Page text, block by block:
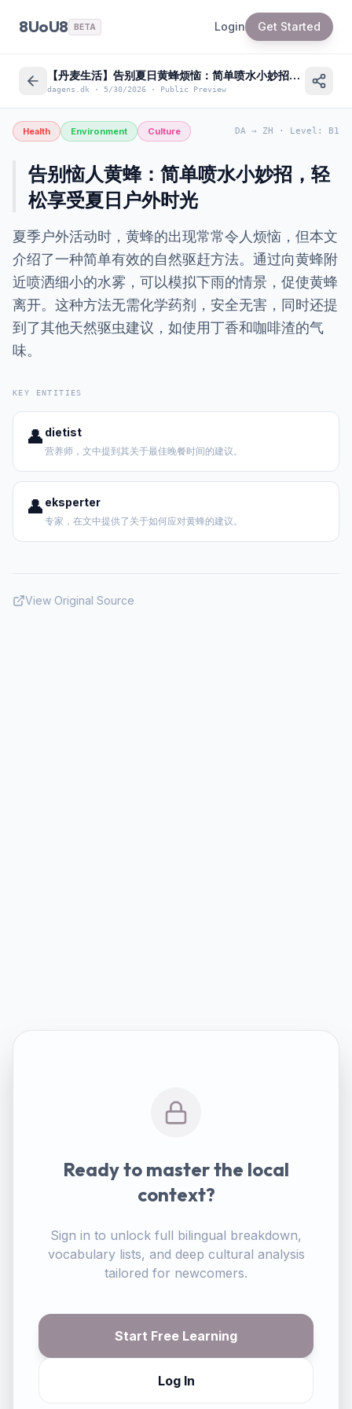
8UoU8 BETA Login Get Started
【丹麦生活】告别夏日黄蜂烦恼：简单喷水小妙招，享受户外“Hygge”
dagens.dk · 5/30/2026 · Public Preview
Health Environment Culture DA → ZH · Level : B1
告别恼人黄蜂：简单喷水小妙招，轻
松享受夏日户外时光
夏季户外活动时，黄蜂的出现常常令人烦恼，但本文
介绍了一种简单有效的自然驱赶方法。通过向黄蜂附
近喷洒细小的水雾，可以模拟下雨的情景，促使黄蜂
离开。这种方法无需化学药剂，安全无害，同时还提
到了其他天然驱虫建议，如使用丁香和咖啡渣的气
味。
KEY ENTITIES
👤 dietist
营养师，文中提到其关于最佳晚餐时间的建议。
👤 eksperter
专家，在文中提供了关于如何应对黄蜂的建议。
View Original Source
Ready to master the local
context?
Sign in to unlock full bilingual breakdown,
vocabulary lists, and deep cultural analysis
tailored for newcomers.
Start Free Learning
Log In